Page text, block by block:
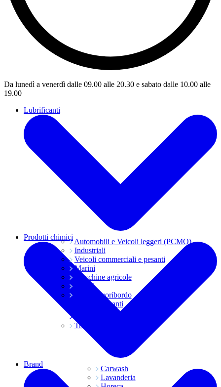
Da lunedì a venerdì dalle 09.00 alle 20.30 e sabato dalle 10.00 alle
19.00
Lubrificanti
Automobili e Veicoli leggeri (PCMO)
Industriali
Veicoli commerciali e pesanti
Marini
Macchine agricole
Grassi
Moto e fuoribordo
Tutti i lubrificanti
Trasmissioni
Prodotti chimici
Carwash
Lavanderia
Brand